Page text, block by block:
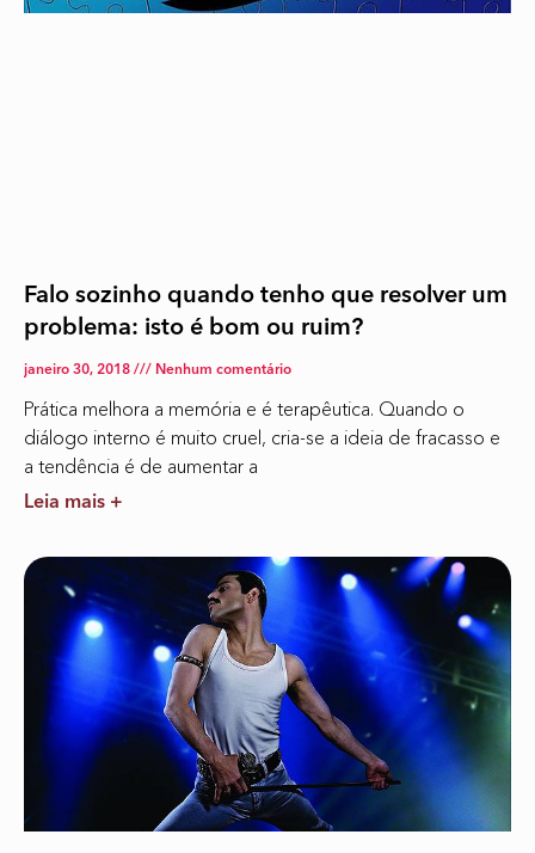
Falo sozinho quando tenho que resolver um
problema: isto é bom ou ruim?
janeiro 30, 2018 Nenhum comentário
Prática melhora a memória e é terapêutica. Quando o
diálogo interno é muito cruel, cria-se a ideia de fracasso e
a tendência é de aumentar a
Leia mais +